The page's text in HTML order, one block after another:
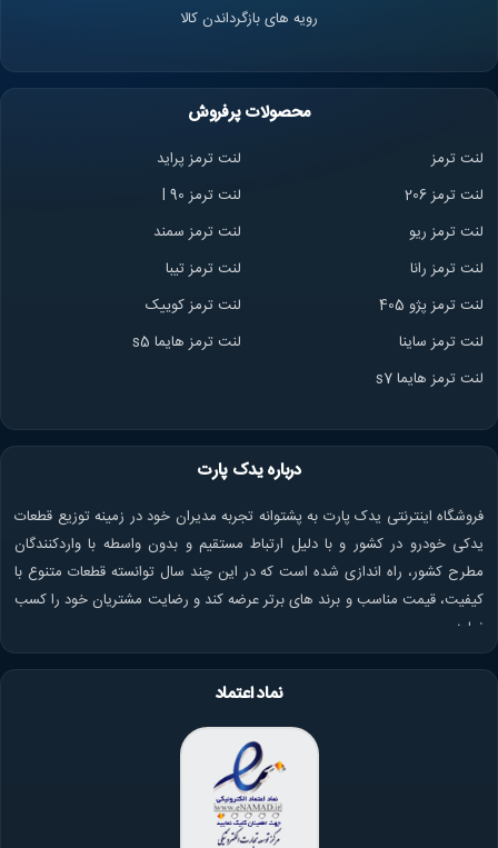
رویه های بازگرداندن کالا
محصولات پرفروش
لنت ترمز
لنت ترمز پراید
لنت ترمز 206
لنت ترمز l 90
لنت ترمز ریو
لنت ترمز سمند
لنت ترمز رانا
لنت ترمز تیبا
لنت ترمز پژو 405
لنت ترمز کوییک
لنت ترمز ساینا
لنت ترمز هایما s5
لنت ترمز هایما s7
درباره یدک پارت
فروشگاه اینترنتی یدک پارت به پشتوانه تجربه مدیران خود در زمینه توزیع قطعات
یدکی خودرو در کشور و با دلیل ارتباط مستقیم و بدون واسطه با واردکنندگان
مطرح کشور، راه اندازی شده است که در این چند سال توانسته قطعات متنوع با
کیفیت، قیمت مناسب و برند های برتر عرضه کند و رضایت مشتریان خود را کسب
نماید.
نماد اعتماد